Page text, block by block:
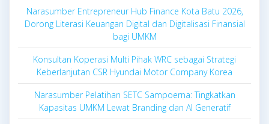
Narasumber Entrepreneur Hub Finance Kota Batu 2026,
Dorong Literasi Keuangan Digital dan Digitalisasi Finansial
bagi UMKM
Konsultan Koperasi Multi Pihak WRC sebagai Strategi
Keberlanjutan CSR Hyundai Motor Company Korea
Narasumber Pelatihan SETC Sampoerna: Tingkatkan
Kapasitas UMKM Lewat Branding dan AI Generatif